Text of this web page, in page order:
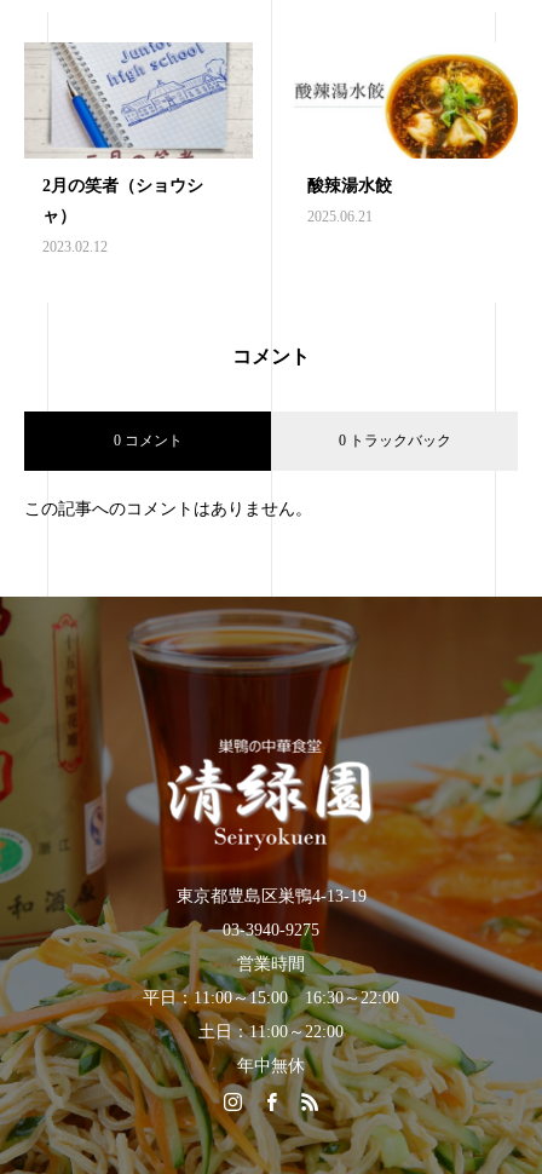
2月の笑者（ショウシ
ャ）
2023.02.12
酸辣湯水餃
2025.06.21
コメント
0 コメント 0 トラックバック
この記事へのコメントはありません。
東京都豊島区巣鴨4-13-19
03-3940-9275
営業時間
平日：11:00～15:00 16:30～22:00
土日：11:00～22:00
年中無休